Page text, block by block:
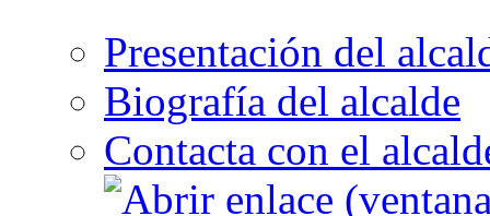
Presentación del
Biografía del alcalde
Contacta con el